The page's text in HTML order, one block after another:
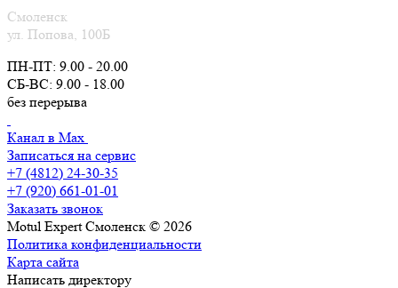
Смоленск
ул. Попова, 100Б
ПН-ПТ: 9.00 - 20.00
СБ-ВС: 9.00 - 18.00
без перерыва
Канал в Max
Записаться на сервис
+7 (4812) 24-30-35
+7 (920) 661-01-01
Заказать звонок
Motul Expert Смоленск © 2026
Политика конфиденциальности
Карта сайта
Написать директору